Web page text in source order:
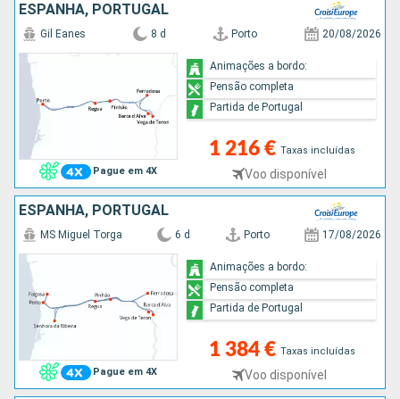
ESPANHA, PORTUGAL
Pague em 4X
Gil Eanes 8 d Porto 20/08/2026
1 216 € Taxas incluídas
Voo disponível
Animações a bordo:
Pensão completa
Partida de Portugal
ESPANHA, PORTUGAL
Pague em 4X
MS Miguel Torga 6 d Porto 17/08/2026
1 384 € Taxas incluídas
Voo disponível
Animações a bordo:
Pensão completa
Partida de Portugal